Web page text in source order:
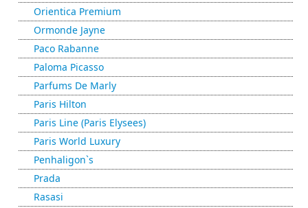
Orientica Premium
Ormonde Jayne
Paco Rabanne
Paloma Picasso
Parfums De Marly
Paris Hilton
Paris Line (Paris Elysees)
Paris World Luxury
Penhaligon`s
Prada
Rasasi